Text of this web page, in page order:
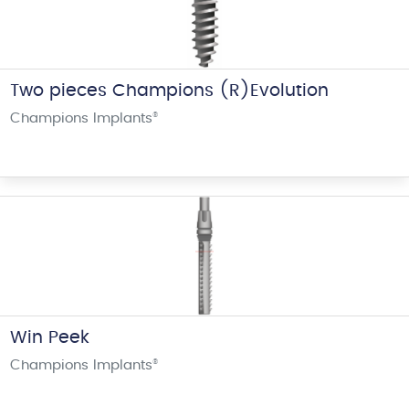
Two pieces Champions (R)Evolution
Champions Implants®
Win Peek
Champions Implants®